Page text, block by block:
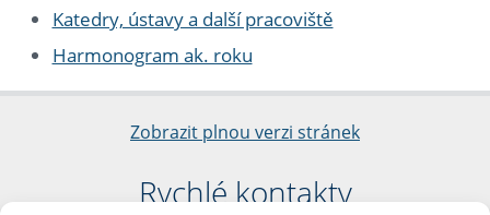
Katedry, ústavy a další pracoviště
Harmonogram ak. roku
Zobrazit plnou verzi stránek
Rychlé kontakty